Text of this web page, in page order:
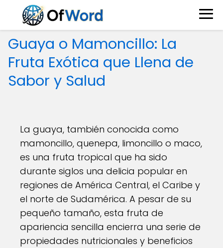
Guaya o Mamoncillo: La
Fruta Exótica que Llena de
Sabor y Salud
La guaya, también conocida como
mamoncillo, quenepa, limoncillo o maco,
es una fruta tropical que ha sido
durante siglos una delicia popular en
regiones de América Central, el Caribe y
el norte de Sudamérica. A pesar de su
pequeño tamaño, esta fruta de
apariencia sencilla encierra una serie de
propiedades nutricionales y beneficios